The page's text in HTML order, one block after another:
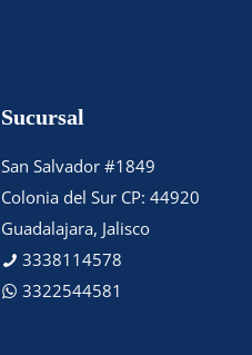
Sucursal
San Salvador #1849
Colonia del Sur CP: 44920
Guadalajara, Jalisco
3338114578
3322544581